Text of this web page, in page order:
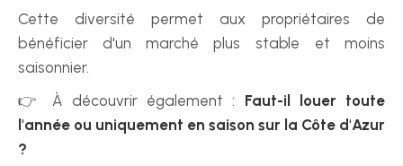
Cette diversité permet aux propriétaires de
bénéficier d'un marché plus stable et moins
saisonnier.
👉 À découvrir également : Faut-il louer toute
l'année ou uniquement en saison sur la Côte d'Azur
?